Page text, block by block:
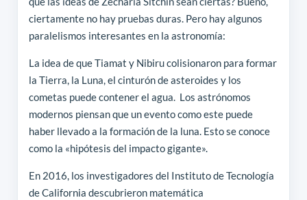
ciertamente no hay pruebas duras. Pero hay algunos
paralelismos interesantes en la astronomía:
La idea de que Tiamat y Nibiru colisionaron para formar
la Tierra, la Luna, el cinturón de asteroides y los
cometas puede contener el agua. Los astrónomos
modernos piensan que un evento como este puede
haber llevado a la formación de la luna. Esto se conoce
como la «hipótesis del impacto gigante».
En 2016, los investigadores del Instituto de Tecnología
de California descubrieron matemática